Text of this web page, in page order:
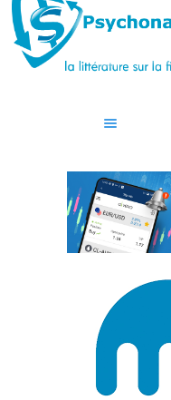
ACCUEIL
BLOG